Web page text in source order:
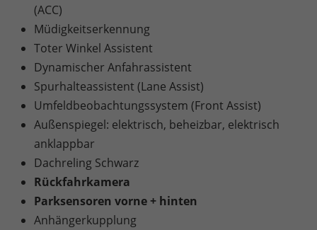
(ACC)
Müdigkeitserkennung
Toter Winkel Assistent
Dynamischer Anfahrassistent
Spurhalteassistent (Lane Assist)
Umfeldbeobachtungssystem (Front Assist)
Außenspiegel: elektrisch, beheizbar, elektrisch
anklappbar
Dachreling Schwarz
Rückfahrkamera
Parksensoren vorne + hinten
Anhängerkupplung